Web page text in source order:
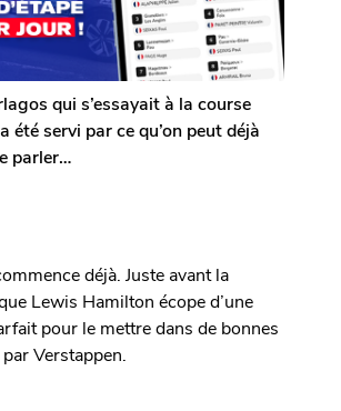
qui s’essayait à la course
servi par ce qu’on peut déjà
parler…
déjà. Juste avant la
Lewis Hamilton écope d’une
pour le mettre dans de bonnes
Verstappen.